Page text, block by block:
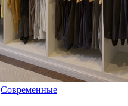
Современные